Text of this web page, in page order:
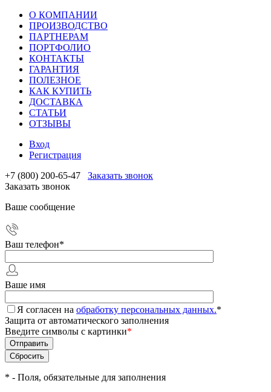
О КОМПАНИИ
ПРОИЗВОДСТВО
ПАРТНЕРАМ
ПОРТФОЛИО
КОНТАКТЫ
ГАРАНТИЯ
ПОЛЕЗНОЕ
КАК КУПИТЬ
ДОСТАВКА
СТАТЬИ
ОТЗЫВЫ
Вход
Регистрация
+7 (800) 200-65-47
Заказать звонок
Заказать звонок
Ваше сообщение
Ваш телефон*
Ваше имя
Я согласен на обработку персональных данных.*
Защита от автоматического заполнения
Введите символы с картинки*
* - Поля, обязательные для заполнения